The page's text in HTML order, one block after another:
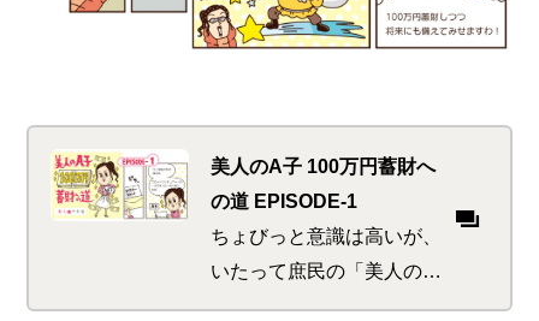
美人のA子 100万円蓄財へ
の道 EPISODE-1
ちょびっと意識は高いが、
いたって庶民の「美人のA
子」がマネ活に目覚めるま